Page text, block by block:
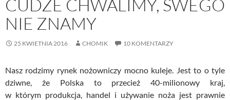
CUDZE CHWALIMY, SWEGO
NIE ZNAMY
25 KWIETNIA 2016 CHOMIK 10 KOMENTARZY
Nasz rodzimy rynek nożowniczy mocno kuleje. Jest to o tyle
dziwne, że Polska to przecież 40-milionowy kraj,
w którym produkcja, handel i używanie noża jest prawnie